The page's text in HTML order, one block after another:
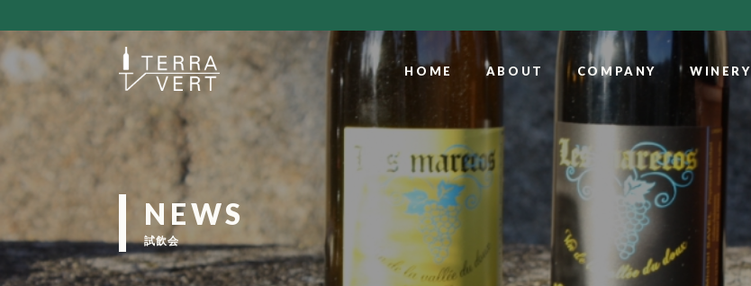
HOME ABOUT COMPANY WINERY
NEWS
試飲会